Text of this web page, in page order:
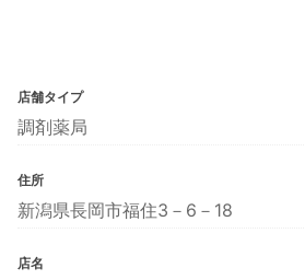
店舗タイプ
調剤薬局
住所
新潟県長岡市福住3－6－18
店名